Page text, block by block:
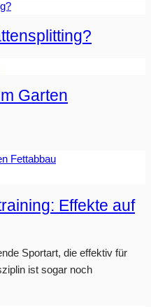
Garten
Effekte auf
Sportart, die effektiv für
ist sogar noch